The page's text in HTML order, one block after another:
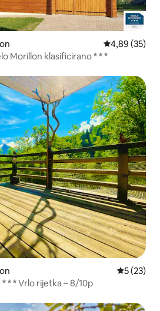
Prosječna
4,89 (35)
Morillon klasificirano * * *
s oznakom „Odabrali gosti”
Prosječna
5 (23)
* * Vrlo rijetka – 8/10p